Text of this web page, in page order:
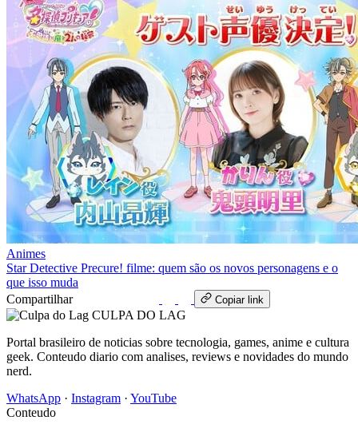
Animes
Star Detective Precure! filme: quem são os novos personagens e o
que isso muda
Compartilhar
Copiar link
CULPA DO LAG
Portal brasileiro de noticias sobre tecnologia, games, anime e cultura
geek. Conteudo diario com analises, reviews e novidades do mundo
nerd.
WhatsApp · Instagram · YouTube
Conteudo